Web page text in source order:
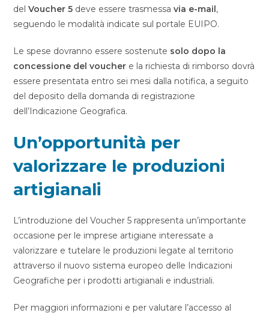
delVoucher 5 deve essere trasmessavia e-mail,
seguendo le modalità indicate sul portale EUIPO.
Le spese dovranno essere sostenute solo dopo la
concessione del voucher e la richiesta di rimborso dovrà
essere presentata entro sei mesi dalla notifica, a seguito
del deposito della domanda di registrazione
dell’Indicazione Geografica.
Un’opportunità per
valorizzare le produzioni
artigianali
L’introduzione del Voucher 5 rappresenta un’importante
occasione per le imprese artigiane interessate a
valorizzare e tutelare le produzioni legate al territorio
attraverso il nuovo sistema europeo delle Indicazioni
Geografiche per i prodotti artigianali e industriali.
Per maggiori informazioni e per valutare l’accesso al